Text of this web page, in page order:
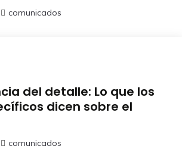
comunicados
del detalle: Lo que los
dicen sobre el
comunicados